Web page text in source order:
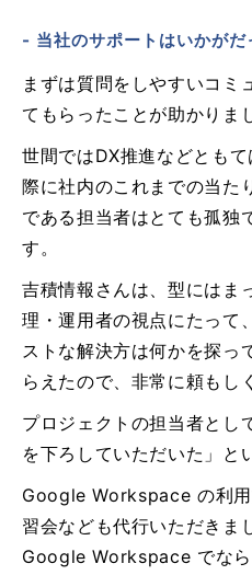
- 当社のサポートはいかがだ
まずは質問をしやすいコミ
てもらったことが助かりま
世間ではDX推進などとも
際に社内のこれまでの当た
である担当者はとても孤独
す。
吉積情報さんは、型にはま
理・運用者の視点にたって
ストな解決方は何かを探っ
らえたので、非常に頼もし
プロジェクトの担当者とし
を下ろしていただいた」と
Google Workspace の利
習会なども代行いただきま
Google Workspace でな